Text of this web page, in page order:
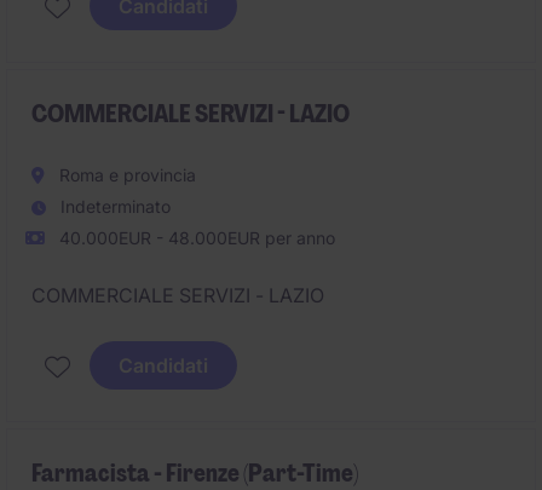
occuperà della Lombardia.
Candidati
COMMERCIALE SERVIZI - LAZIO
Roma e provincia
Indeterminato
40.000EUR - 48.000EUR per anno
COMMERCIALE SERVIZI - LAZIO
Candidati
Farmacista - Firenze (Part-Time)